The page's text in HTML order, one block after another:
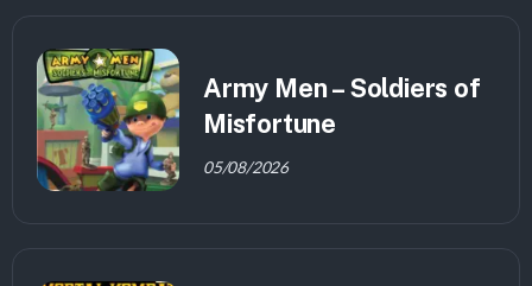
Army Men – Soldiers of
Misfortune
05/08/2026